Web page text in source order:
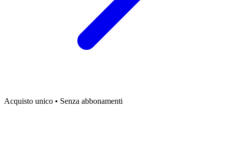
Acquisto unico • Senza abbonamenti